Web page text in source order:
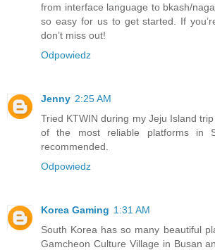
from interface language to bkash/
so easy for us to get started. If
don’t miss out!
Odpowiedz
Jenny 2:25 AM
Tried KTWIN during my Jeju Island
of the most reliable platforms in
recommended.
Odpowiedz
Korea Gaming 1:31 AM
South Korea has so many beautiful
Gamcheon Culture Village in Busan